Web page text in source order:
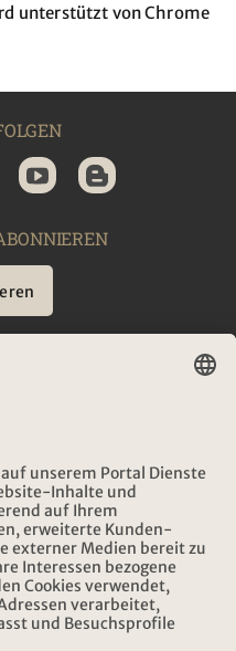
unterstützt von Chrome